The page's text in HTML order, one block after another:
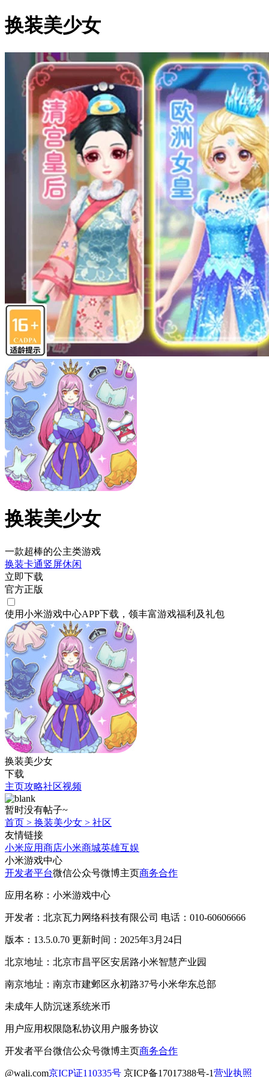
换装美少女
换装美少女
一款超棒的公主类游戏
换装卡通竖屏休闲
立即下载
官方正版
使用小米游戏中心APP下载 ，领丰富游戏福利 及礼包
换装美少女
下载
主页攻略社区视频
暂时没有帖子~
首页 > 换装美少女 > 社区
友情链接
小米应用商店小米商城英雄互娱
小米游戏中心
开发者平台微信公众号微博主页商务合作
应用名称：小米游戏中心
开发者：北京瓦力网络科技有限公司 电话：010-60606666
版本：13.5.0.70 更新时间：2025年3月24日
北京地址：北京市昌平区安居路小米智慧产业园
南京地址：南京市建邺区永初路37号小米华东总部
未成年人防沉迷系统米币
用户应用权限隐私协议用户服务协议
开发者平台微信公众号微博主页商务合作
@wali.com京ICP证110335号 京ICP备17017388号-1营业执照